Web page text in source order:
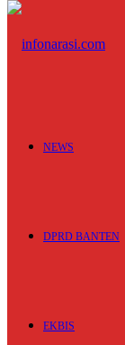
NEWS
DPRD BANTEN
EKBIS